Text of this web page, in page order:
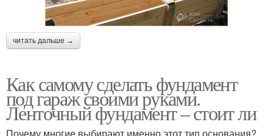
читать дальше →
Как самому сделать фундамент
под гараж своими руками.
Ленточный фундамент – стоит ли
Почему многие выбирают именно этот тип основания?